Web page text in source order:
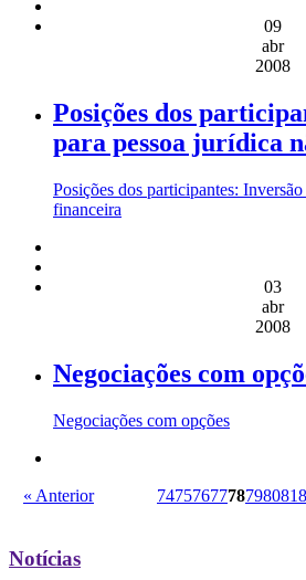
09
abr
2008
Posições dos
para pessoa jurídica
Posições dos participantes:
financeira
03
abr
2008
Negociações com
Negociações com opções
« Anterior 7475767778798081
Notícias